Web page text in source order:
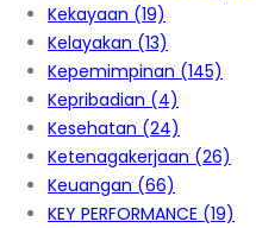
Kekayaan (19)
Kelayakan (13)
Kepemimpinan (145)
Kepribadian (4)
Kesehatan (24)
Ketenagakerjaan (26)
Keuangan (66)
KEY PERFORMANCE (19)